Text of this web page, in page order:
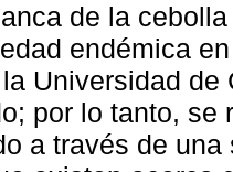
de la
endémica
Universidad
por lo tanto, se
a través de